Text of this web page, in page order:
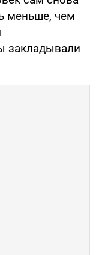
меньше, чем
закладывали